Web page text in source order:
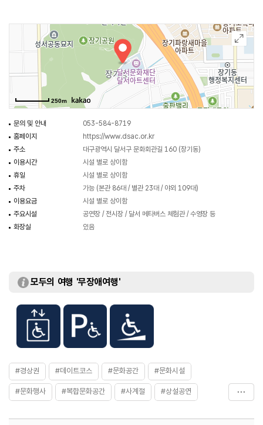
사업 등 최적화된 시설과 사업을 기반으로 지역예술인과의 소통과 공감을 통한
다양한 문화 콘텐츠 개발, 국내외 최고 수준의 공연 개최를 통한 고급문화 향유,
모든 연령이 함께 즐길 수 있는 가족 프로그램, 소외 계층을 위한 문화 나눔 사업
등을 통해 달서구를 넘어 대구 문화예술 발전 중심의 역할을 할 수 있는
기관으로 발돋움하고자 한다.
예술인들에게는 창조적 욕구를 충족시키고 관람객들에게는 문화예술의 진정한
가치와 소중함을 몸소 느낄 수 있는 달서아트센터이다.
250m
문의 및 안내
053-584-8719
홈페이지
https://www.dsac.or.kr
주소
대구광역시 달서구 문화회관길 160 (장기동)
이용시간
시설 별로 상이함
휴일
시설 별로 상이함
주차
가능 (본관 86대 / 별관 23대 / 야외 109대)
이용요금
시설 별로 상이함
주요시설
공연장 / 전시장 / 달서 메타버스 체험관 / 수영장 등
화장실
있음
모두의 여행 '무장애여행'
#경상권 #데이트코스 #문화공간 #문화시설
#문화행사 #복합문화공간 #사계절 #상설공연